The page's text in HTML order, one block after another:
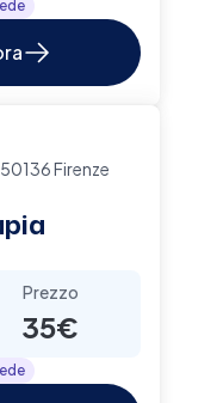
Firenze
Prezzo
35€